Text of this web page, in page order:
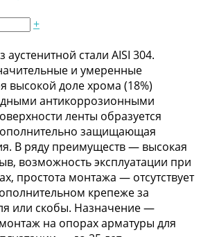
+
стали AISI 304.
и умеренные
высокой доле хрома (18%)
антикоррозионными
ленты образуется
защищающая
В ряду преимуществ — высокая
возможность эксплуатации при
простота монтажа — отсутствует
крепеже за
или скобы. Назначение —
на опорах арматуры для